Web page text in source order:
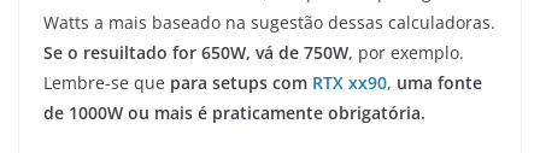
Watts a mais baseado na sugestão dessas calculadoras.
Se o resuiltado for 650W, vá de 750W, por exemplo.
Lembre-se que para setups com RTX xx90, uma fonte
de 1000W ou mais é praticamente obrigatória.